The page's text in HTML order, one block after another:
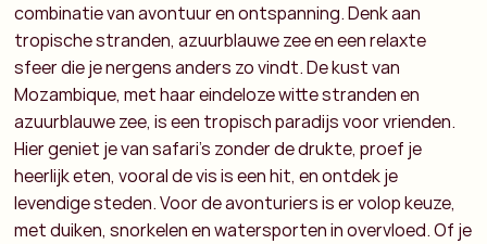
combinatie van avontuur en ontspanning. Denk aan
tropische stranden, azuurblauwe zee en een relaxte
sfeer die je nergens anders zo vindt. De kust van
Mozambique, met haar eindeloze witte stranden en
azuurblauwe zee, is een tropisch paradijs voor vrienden.
Hier geniet je van safari’s zonder de drukte, proef je
heerlijk eten, vooral de vis is een hit, en ontdek je
levendige steden. Voor de avonturiers is er volop keuze,
met duiken, snorkelen en watersporten in overvloed. Of je